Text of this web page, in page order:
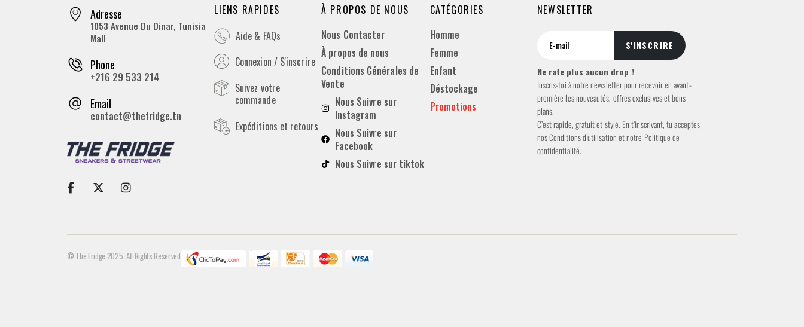
Adresse
1053 Avenue Du Dinar, Tunisia
Mall
Phone
+216 29 533 214
Email
contact@thefridge.tn
LIENS RAPIDES
Aide & FAQs
Connexion / S'inscrire
Suivez votre
commande
Expéditions et retours
À PROPOS DE NOUS
Nous Contacter
À propos de nous
Conditions Générales de
Vente
Nous Suivre sur
Instagram
Nous Suivre sur
Facebook
Nous Suivre sur tiktok
CATÉGORIES
Homme
Femme
Enfant
Déstockage
Promotions
NEWSLETTER
Ne rate plus aucun drop !
Inscris-toi à notre newsletter pour recevoir en avant-
première les nouveautés, offres exclusives et bons
plans.
C’est rapide, gratuit et stylé. En t’inscrivant, tu acceptes
nosConditions d’utilisationet notre Politique de
confidentialité.
© The Fridge 2025. All Rights Reserved